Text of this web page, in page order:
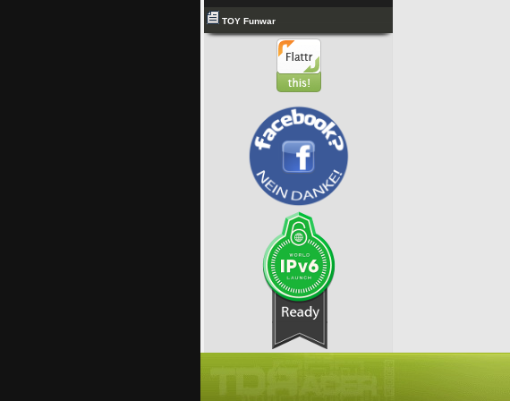
TOY Funwar